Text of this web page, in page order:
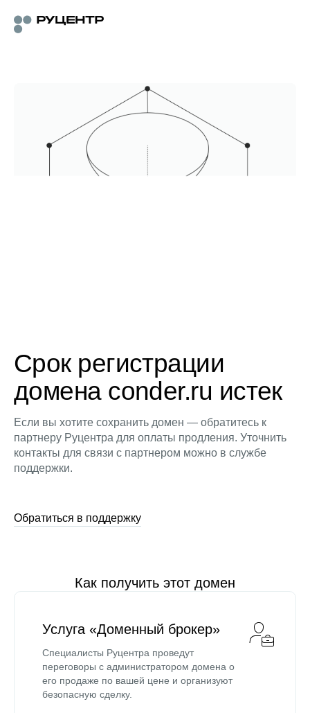
Срок регистрации
домена conder.ru истек
Если вы хотите сохранить домен — обратитесь к
партнеру Руцентра для оплаты продления. Уточнить
контакты для связи с партнером можно в службе
поддержки.
Обратиться в поддержку
Как получить этот домен
Услуга «Доменный брокер»
Специалисты Руцентра проведут
переговоры с администратором домена о
его продаже по вашей цене и организуют
безопасную сделку.